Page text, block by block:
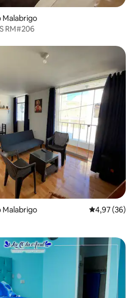
Malabrigo
HOSTEL LOS BURRITOS RM#206
s oznakom „Odabrali gosti”
Malabrigo Prosječna
4,97 (36)